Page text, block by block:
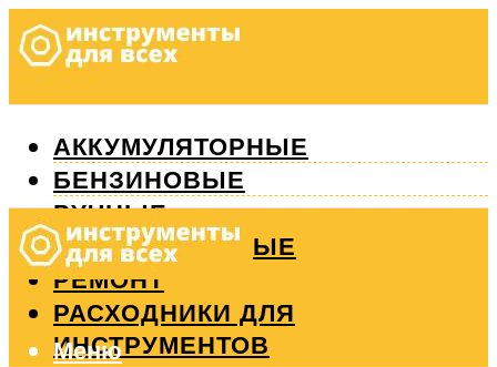
АККУМУЛЯТОРНЫЕ
БЕНЗИНОВЫЕ
РУЧНЫЕ
ИЗМЕРИТЕЛЬНЫЕ
РЕМОНТ
РАСХОДНИКИ ДЛЯ
ИНСТРУМЕНТОВ
Меню